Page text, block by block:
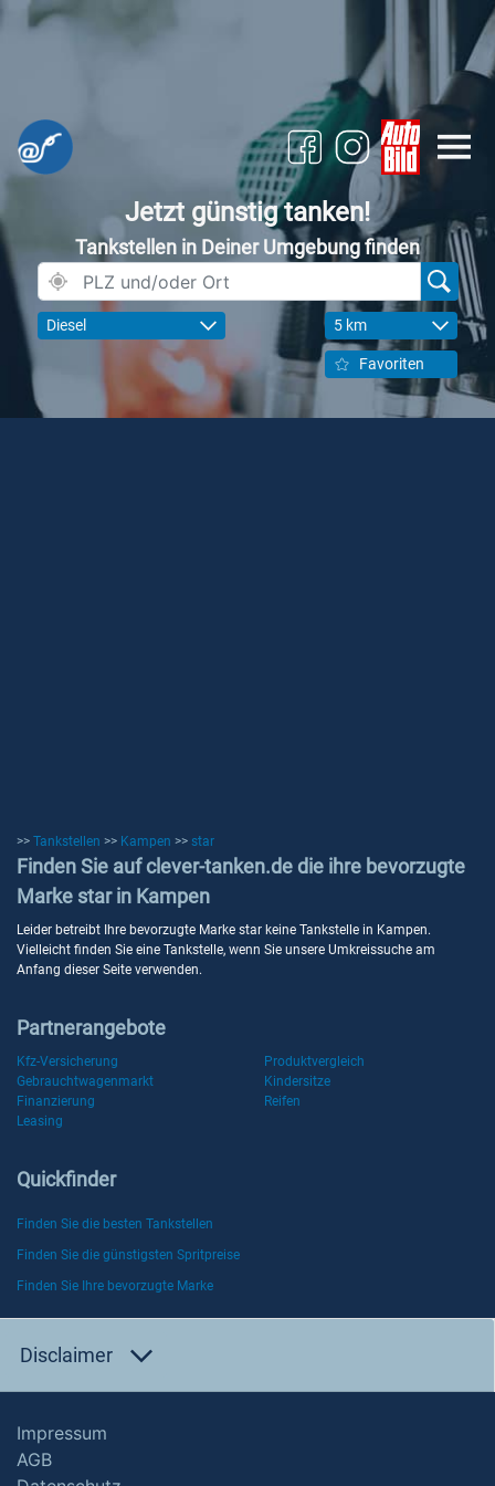
Jetzt günstig tanken!
Tankstellen in Deiner Umgebung finden
Diesel 5 km
Favoriten
>> Tankstellen >> Kampen >> star
Finden Sie auf clever-tanken.de die ihre bevorzugte
Marke star in Kampen
Leider betreibt Ihre bevorzugte Marke star keine Tankstelle in Kampen.
Vielleicht finden Sie eine Tankstelle, wenn Sie unsere Umkreissuche am
Anfang dieser Seite verwenden.
Partnerangebote
Kfz-Versicherung
Produktvergleich
Gebrauchtwagenmarkt
Kindersitze
Finanzierung
Reifen
Leasing
Quickfinder
Finden Sie die besten Tankstellen
Finden Sie die günstigsten Spritpreise
Finden Sie Ihre bevorzugte Marke
Disclaimer
Impressum
AGB